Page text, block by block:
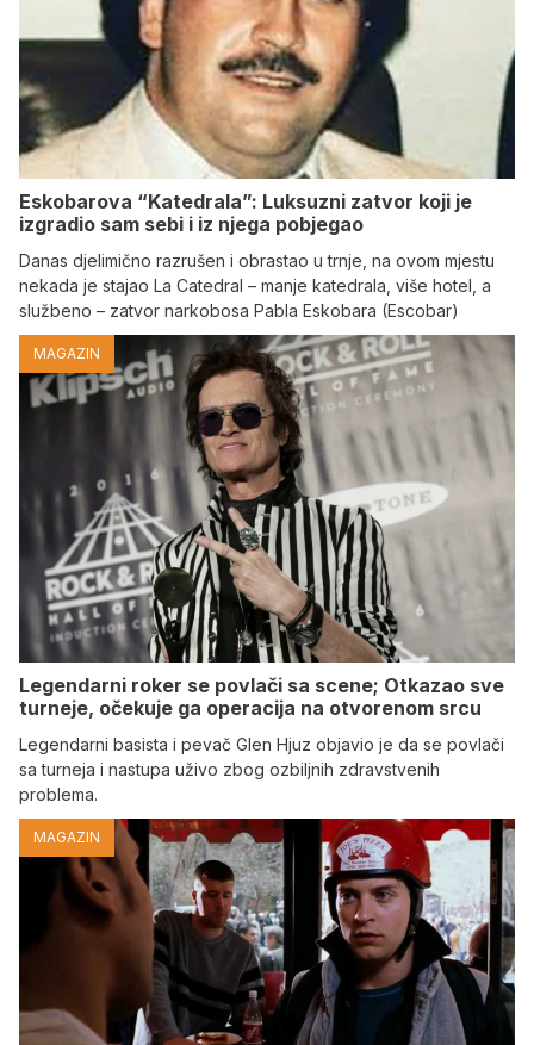
Eskobarova “Katedrala”: Luksuzni zatvor koji je
izgradio sam sebi i iz njega pobjegao
Danas djelimično razrušen i obrastao u trnje, na ovom mjestu
nekada je stajao La Catedral – manje katedrala, više hotel, a
službeno – zatvor narkobosa Pabla Eskobara (Escobar)
MAGAZIN
Legendarni roker se povlači sa scene; Otkazao sve
turneje, očekuje ga operacija na otvorenom srcu
Legendarni basista i pevač Glen Hjuz objavio je da se povlači
sa turneja i nastupa uživo zbog ozbiljnih zdravstvenih
problema.
MAGAZIN